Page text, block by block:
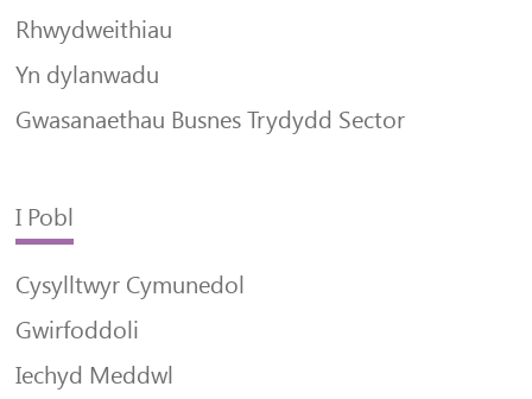
Rhwydweithiau
Yn dylanwadu
Gwasanaethau Busnes Trydydd Sector
I Pobl
Cysylltwyr Cymunedol
Gwirfoddoli
Iechyd Meddwl